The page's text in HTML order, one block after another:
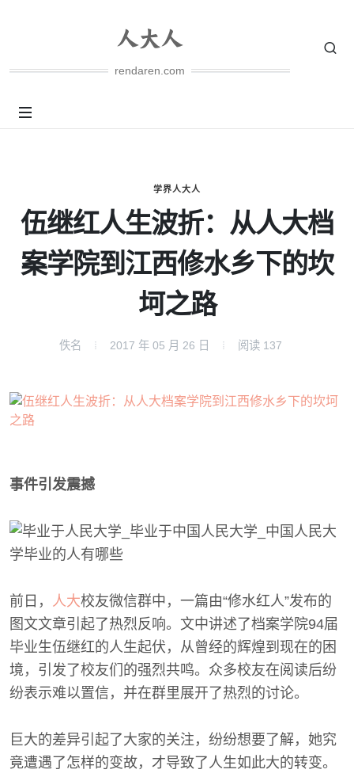
rendaren.com
学界人大人
伍继红人生波折：从人大档
案学院到江西修水乡下的坎
坷之路
佚名 2017 年 05 月 26 日 阅读 137
事件引发震撼
前日， 人大校友微信群中，一篇由“修水红人”发布的
图文文章引起了热烈反响。文中讲述了档案学院94届
毕业生伍继红的人生起伏，从曾经的辉煌到现在的困
境，引发了校友们的强烈共鸣。众多校友在阅读后纷
纷表示难以置信，并在群里展开了热烈的讨论。
巨大的差异引起了大家的关注，纷纷想要了解，她究
竟遭遇了怎样的变故，才导致了人生如此大的转变。